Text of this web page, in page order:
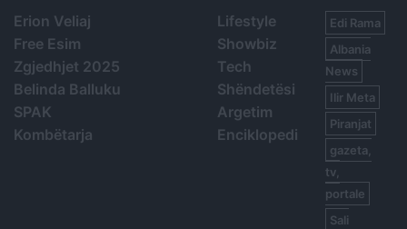
Erion Veliaj
Free Esim
Zgjedhjet 2025
Belinda Balluku
SPAK
Kombëtarja
Lifestyle
Showbiz
Tech
Shëndetësi
Argetim
Enciklopedi
Edi Rama
Albania
News
Ilir Meta
Piranjat
gazeta,
tv,
portale
Sali